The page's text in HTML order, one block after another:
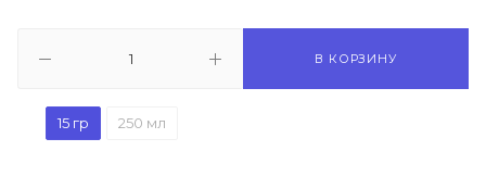
В КОРЗИНУ
15 гр 250 мл